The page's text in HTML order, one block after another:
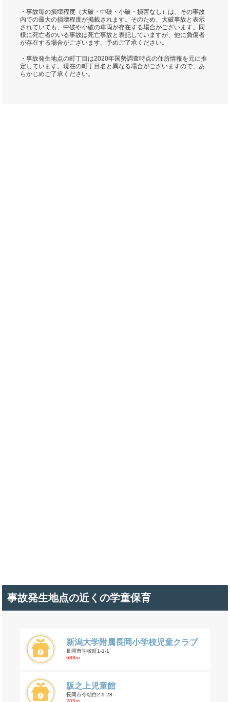
・事故毎の損壊程度（大破・中破・小破・損害なし）は、その事故
内での最大の損壊程度が掲載されます。そのため、大破事故と表示
されていても、中破や小破の車両が存在する場合がございます。同
様に死亡者のいる事故は死亡事故と表記していますが、他に負傷者
が存在する場合がございます。予めご了承ください。
・事故発生地点の町丁目は2020年国勢調査時点の住所情報を元に推
定しています。現在の町丁目名と異なる場合がございますので、あ
らかじめご了承ください。
事故発生地点の近くの学童保育
新潟大学附属長岡小学校児童クラブ
長岡市学校町1-1-1
688m
阪之上児童館
長岡市今朝白2-9-28